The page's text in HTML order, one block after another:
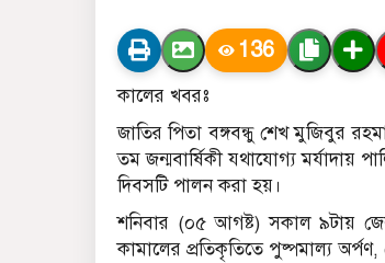
136
কালের খবরঃ
জাতির পিতা বঙ্গবন্ধু শেখ মুজিবুর
তম জন্মবার্ষিকী যথাযোগ্য
দিবসটি পালন করা হয়।
শনিবার (০৫ আগষ্ট) সকাল ৯টায়
কামালের প্রতিকৃতিতে পুষ্পমাল্য